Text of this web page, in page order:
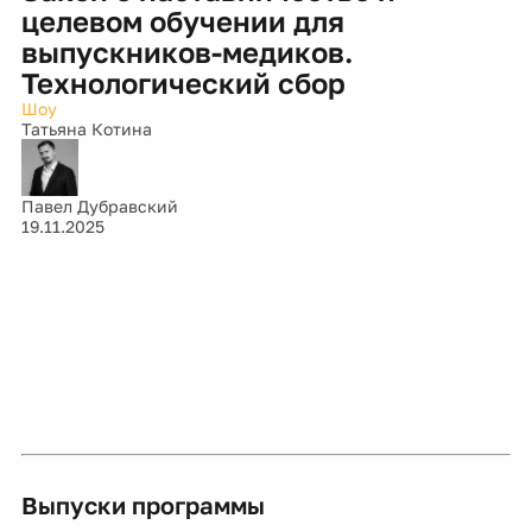
целевом обучении для
выпускников-медиков.
Технологический сбор
Шоу
Татьяна Котина
Павел Дубравский
19.11.2025
Выпуски программы